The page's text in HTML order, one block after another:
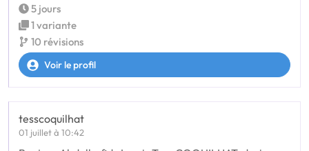
5 jours
1 variante
10 révisions
Voir le profil
tesscoquilhat
01 juillet à 10:42